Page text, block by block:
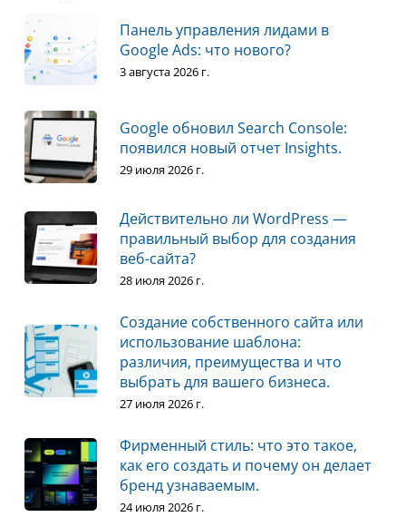
Панель управления лидами в
Google Ads: что нового?
3 августа 2026 г.
Google обновил Search Console:
появился новый отчет Insights.
29 июля 2026 г.
Действительно ли WordPress —
правильный выбор для создания
веб-сайта?
28 июля 2026 г.
Создание собственного сайта или
использование шаблона:
различия, преимущества и что
выбрать для вашего бизнеса.
27 июля 2026 г.
Фирменный стиль: что это такое,
как его создать и почему он делает
бренд узнаваемым.
24 июля 2026 г.